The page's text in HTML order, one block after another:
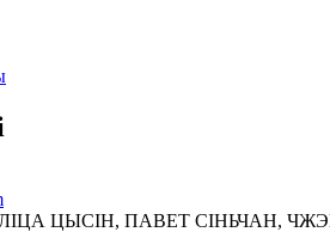
ЦЫСІН, ПАВЕТ СІНЬЧАН,